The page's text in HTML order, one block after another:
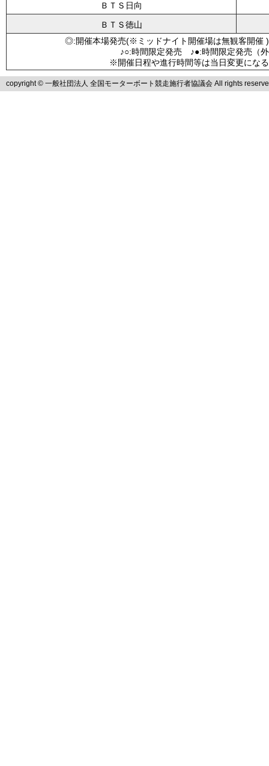
ＢＴＳ日向
ＢＴＳ徳山
◎:開催本場発売(※ミッドナイト開催場は無観客
♪○:時間限定発売 ♪●:時間限定発売
※開催日程や進行時間等は当日変更にな
copyright © 一般社団法人 全国モーターボート競走施行者協議会 All rights